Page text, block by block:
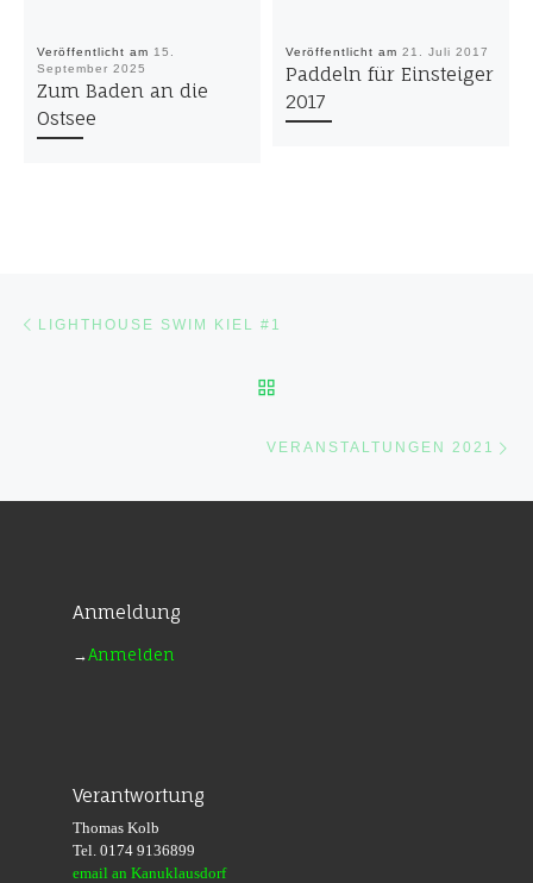
Veröffentlicht am 15.
September 2025
Zum Baden an die
Ostsee
Veröffentlicht am21. Juli 2017
Paddeln für Einsteiger
2017
LIGHTHOUSE SWIM KIEL #1
VERANSTALTUNGEN 2021
Anmeldung
→Anmelden
Verantwortung
Thomas Kolb
Tel. 0174 9136899
email an Kanuklausdorf